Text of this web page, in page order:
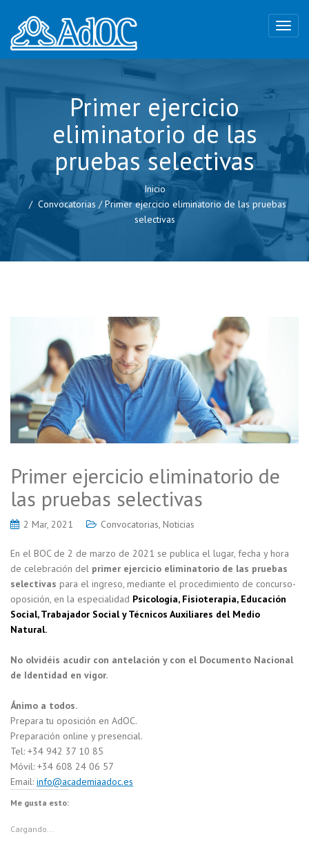
Primer ejercicio
eliminatorio de las
pruebas selectivas
Inicio
Convocatorias /Primer ejercicio eliminatorio de las pruebas
selectivas
Primer ejercicio eliminatorio de
las pruebas selectivas
2 Mar, 2021 Convocatorias, Noticias
En el BOC de 2 de marzo de 2021 se publica el lugar, fecha y hora
de celebración del primer ejercicio eliminatorio de las pruebas
selectivas para el ingreso, mediante el procedimiento de concurso-
oposición, en la especialidad Psicología, Fisioterapia, Educación
Social, Trabajador Social y Técnicos Auxiliares del Medio
Natural.
No olvidéis acudir con antelación y con el Documento Nacional
de Identidad en vigor.
Ánimo a todos.
Prepara tu oposición en AdOC.
Preparación online y presencial.
Tel: +34 942 37 10 85
Móvil: +34 608 24 06 57
Email: info@academiaadoc.es
Me gusta esto:
Cargando...